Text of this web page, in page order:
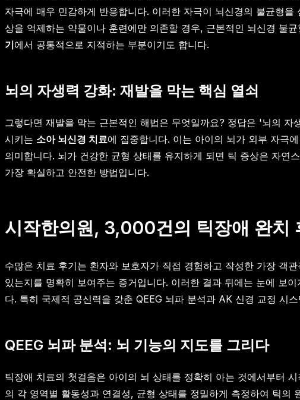
자극에 매우 민감하게 반응합니다. 이러한 자극이 뇌신경의 불균형
상을 억제하는 약물이나 훈련에만 의존할 경우, 근본적인 뇌신경 불
기에서 공통적으로 지적하는 부분이기도 합니다.
뇌의 자생력 강화: 재발을 막는 핵심 열쇠
그렇다면 재발을 막는 근본적인 해법은 무엇일까요? 정답은 '뇌의
시키는 소아 뇌신경 치료에 집중합니다. 이는 아이의 뇌가 외부 자극
의미합니다. 뇌가 건강한 균형 상태를 유지하게 되면 틱 증상은 자연
가장 확실하고 안전한 방법입니다.
시작한의원, 3,000건의 틱장애 완치
수많은 치료 후기는 환자와 보호자가 직접 경험하고 작성한 가장 객
있는지를 명확히 보여주는 증거입니다. 이러한 결과 뒤에는 눈에 보
다. 특히 국제적 공신력을 갖춘 QEEG 뇌파 분석과 AK 신경 교정 시
QEEG 뇌파 분석: 뇌 기능의 지도를 그리다
틱장애 치료의 첫걸음은 아이의 뇌 상태를 정확히 아는 것에서부터 시
의 각 영역별 활동성과 연결성, 균형 상태를 정밀하게 측정하여 틱의